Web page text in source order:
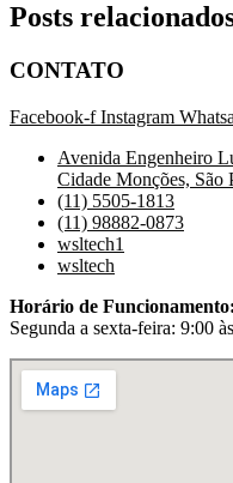
Posts
CONTATO
Facebook-f Instagram
Avenida Engenheiro
Cidade Monções, São
(11) 5505-1813
(11) 98882-0873
wsltech1
wsltech
Horário de Funcionamento:
Segunda a sexta-feira: 9:00